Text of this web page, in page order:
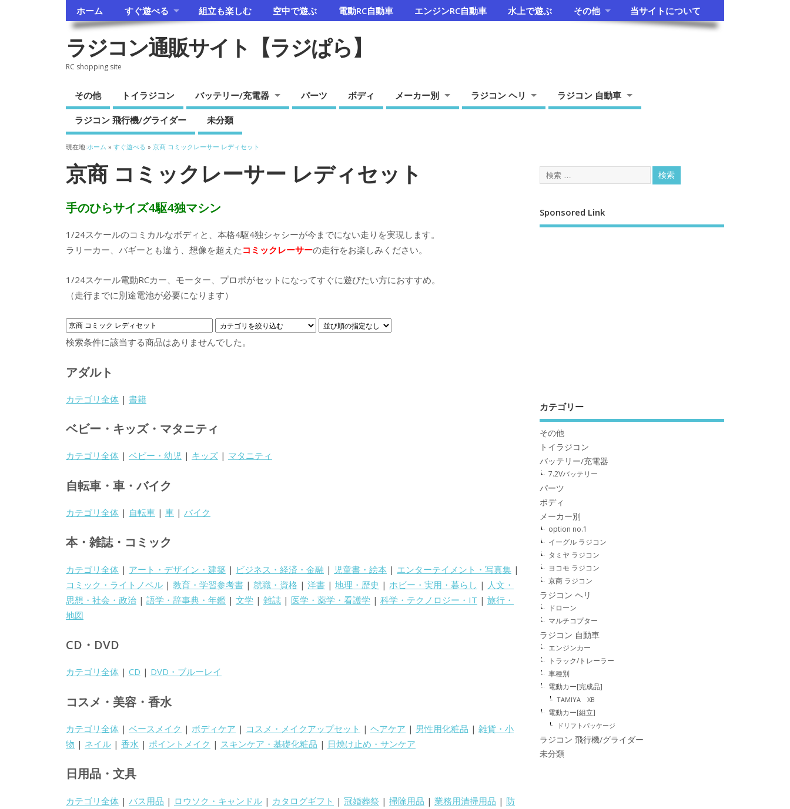
ホーム すぐ遊べる 組立も楽しむ 空中で遊ぶ 電動RC自動車 エンジンRC自動車 水上で遊ぶ その他 当サイトについて
ラジコン通販サイト【ラジぱら】
RC shopping site
その他 トイラジコン バッテリー/充電器 パーツ ボディ メーカー別 ラジコン ヘリ ラジコン 自動車
ラジコン 飛行機/グライダー 未分類
現在地:ホーム » すぐ遊べる » 京商 コミックレーサー レディセット
京商 コミックレーサー レディセット
手のひらサイズ4駆4独マシン
1/24スケールのコミカルなボディと、本格4駆4独シャシーが今までにない走りを実現します。
ラリーカー、バギーとも違う、想像を超えた コミックレーサーの走行をお楽しみください。
1/24スケール電動RCカー、モーター、プロポがセットになってすぐに遊びたい方におすすめ。
（走行までに別途電池が必要になります）
検索条件に該当する商品はありませんでした。
アダルト
カテゴリ全体 | 書籍
ベビー・キッズ・マタニティ
カテゴリ全体 | ベビー・幼児 | キッズ | マタニティ
自転車・車・バイク
カテゴリ全体 | 自転車 | 車 | バイク
本・雑誌・コミック
カテゴリ全体 | アート・デザイン・建築 | ビジネス・経済・金融 | 児童書・絵本 | エンターテイメント・写真集 |
コミック・ライトノベル | 教育・学習参考書 | 就職・資格 | 洋書 | 地理・歴史 | ホビー・実用・暮らし | 人文・
思想・社会・政治 | 語学・辞事典・年鑑 | 文学 | 雑誌 | 医学・薬学・看護学 | 科学・テクノロジー・IT | 旅行・
地図
CD・DVD
カテゴリ全体 | CD | DVD・ブルーレイ
コスメ・美容・香水
カテゴリ全体 | ベースメイク | ボディケア | コスメ・メイクアップセット | ヘアケア | 男性用化粧品 | 雑貨・小
物 | ネイル | 香水 | ポイントメイク | スキンケア・基礎化粧品 | 日焼け止め・サンケア
日用品・文具
カテゴリ全体 | バス用品 | ロウソク・キャンドル | カタログギフト | 冠婚葬祭 | 掃除用品 | 業務用清掃用品 | 防
Sponsored Link
カテゴリー
その他
トイラジコン
バッテリー/充電器
7.2Vバッテリー
パーツ
ボディ
メーカー別
option no.1
イーグル ラジコン
タミヤ ラジコン
ヨコモ ラジコン
京商 ラジコン
ラジコン ヘリ
ドローン
マルチコプター
ラジコン 自動車
エンジンカー
トラック/トレーラー
車種別
電動カー[完成品]
TAMIYA XB
電動カー[組立]
ドリフトパッケージ
ラジコン 飛行機/グライダー
未分類